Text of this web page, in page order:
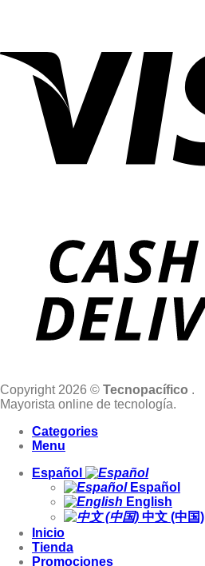
Copyright 2026 © Tecnopacífico .
Mayorista online de tecnología.
Categories
Menu
Español
Español
English
中文 (中国)
Inicio
Tienda
Promociones